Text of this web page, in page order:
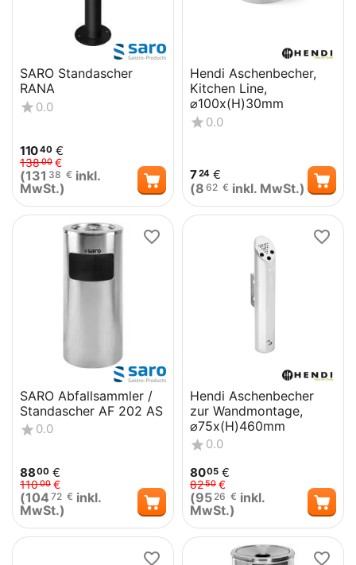
SARO Standascher
RANA
0.0
11040 €
13800 €
(131 38 € inkl.
MwSt.)
Hendi Aschenbecher,
Kitchen Line,
⌀100x(H)30mm
0.0
724 €
(8 62 € inkl. MwSt.)
SARO Abfallsammler /
Standascher AF 202 AS
0.0
8800 €
11000 €
(104 72 € inkl.
MwSt.)
Hendi Aschenbecher
zur Wandmontage,
⌀75x(H)460mm
0.0
8005 €
8250 €
(95 26 € inkl.
MwSt.)